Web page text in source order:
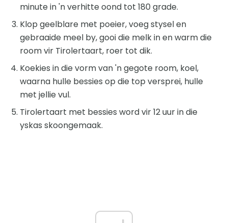
minute in 'n verhitte oond tot 180 grade.
Klop geelblare met poeier, voeg stysel en
gebraaide meel by, gooi die melk in en warm die
room vir Tirolertaart, roer tot dik.
Koekies in die vorm van 'n gegote room, koel,
waarna hulle bessies op die top versprei, hulle
met jellie vul.
Tirolertaart met bessies word vir 12 uur in die
yskas skoongemaak.